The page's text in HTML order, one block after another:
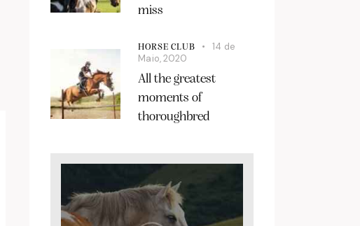
miss
HORSE CLUB
14 de
Maio, 2020
All the greatest
moments of
thoroughbred